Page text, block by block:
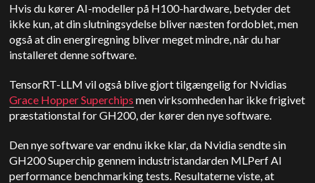
Hvis du kører AI-modeller på H100-hardware, betyder det
ikke kun, at din slutningsydelse bliver næsten fordoblet, men
også at din energiregning bliver meget mindre, når du har
installeret denne software.
TensorRT-LLM vil også blive gjort tilgængelig for Nvidias
Grace Hopper Superchips men virksomheden har ikke frigivet
præstationstal for GH200, der kører den nye software.
Den nye software var endnu ikke klar, da Nvidia sendte sin
GH200 Superchip gennem industristandarden MLPerf AI
performance benchmarking tests. Resultaterne viste, at